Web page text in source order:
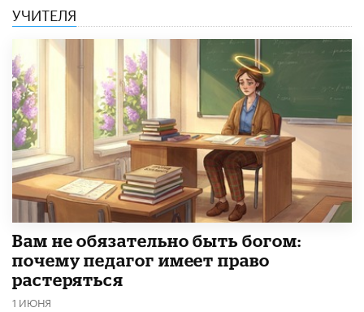
УЧИТЕЛЯ
​Вам не обязательно быть богом:
почему педагог имеет право
растеряться
1 ИЮНЯ